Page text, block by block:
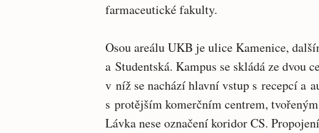
farmaceutické fakulty.
Osou areálu UKB je ulice Kamenice,
a Studentská. Kampus se skládá ze dvou
v níž se nachází hlavní vstup s recepcí a
s protějším komerčním centrem,
Lávka nese označení koridor CS.